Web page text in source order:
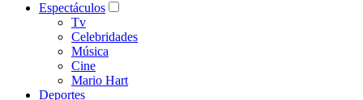
Espectáculos
Tv
Celebridades
Música
Cine
Mario Hart
Deportes